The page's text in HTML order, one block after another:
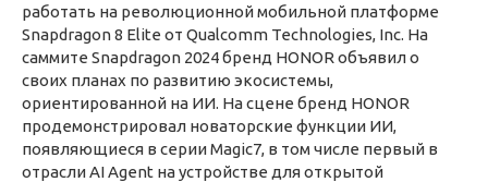
работать на революционной мобильной платформе
Snapdragon 8 Elite от Qualcomm Technologies, Inc. На
саммите Snapdragon 2024 бренд HONOR объявил о
своих планах по развитию экосистемы,
ориентированной на ИИ. На сцене бренд HONOR
продемонстрировал новаторские функции ИИ,
появляющиеся в серии Magic7, в том числе первый в
отрасли AI Agent на устройстве для открытой